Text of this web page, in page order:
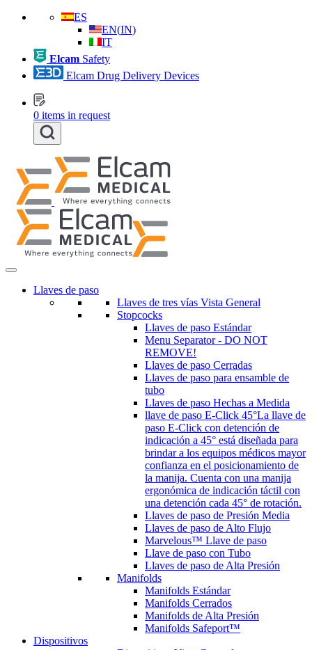
ES
EN(IN)
IT
Elcam Safety
Elcam Drug Delivery Devices
0 items in request
Llaves de paso
Llaves de tres vías Vista General
Stopcocks
Llaves de paso Estándar
Menu Separator - DO NOT
REMOVE!
Llaves de paso Cerradas
Llaves de paso para ensamble de
tubo
Llaves de paso Hechas a Medida
llave de paso E-Click 45°La llave de
paso E-Click con detención de
indicación a 45° está diseñada para
brindar a los equipos médicos mayor
confianza en el posicionamiento de
la manija. Cuenta con una manija
ergonómica de indicación táctil con
una detención cada 45° de rotación.
Llaves de paso de Presión Media
Llaves de paso de Alto Flujo
Marvelous™ Llave de paso
Llave de paso con Tubo
Llaves de paso de Alta Presión
Manifolds
Manifolds Estándar
Manifolds Cerrados
Manifolds de Alta Presión
Manifolds Safeport™
Dispositivos